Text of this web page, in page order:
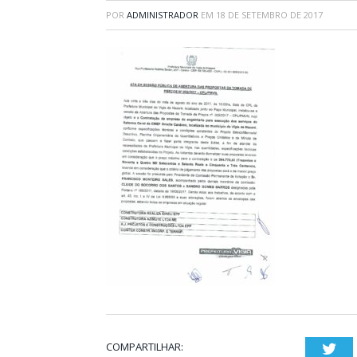
POR ADMINISTRADOR EM 18 DE SETEMBRO DE 2017
COMPARTILHAR: